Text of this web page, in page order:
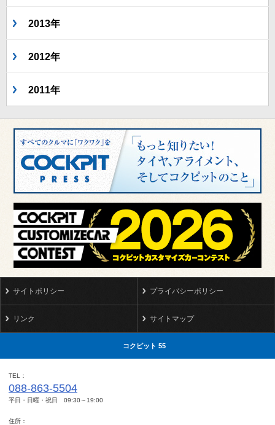
2013年
2012年
2011年
サイトポリシー プライバシーポリシー
リンク サイトマップ
コクピット 55
TEL
088-863-5504
平日・日曜・祝日 09:30～19:00
住所